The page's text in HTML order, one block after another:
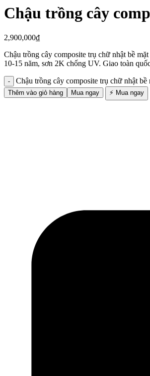
Chậu trồng cây
2,900,000₫
Chậu trồng cây composite trụ chữ nhật bề
10-15 năm, sơn 2K chống UV. Giao toàn
Chậu trồng cây composite trụ chữ nhật
Thêm vào giỏ hàng Mua ngay ⚡ Mua ngay